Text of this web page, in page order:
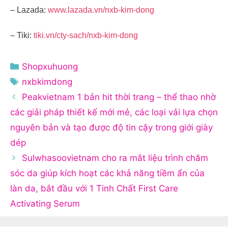
– Lazada: www.lazada.vn/nxb-kim-dong
– Tiki: tiki.vn/cty-sach/nxb-kim-dong
Danh
mục
Shopxuhuong
Thẻ
nxbkimdong
Peakvietnam 1 bản hit thời trang – thể thao nhờ
các giải pháp thiết kế mới mẻ, các loại vải lựa chọn
nguyên bản và tạo được độ tin cậy trong giới giày
dép
Sulwhasoovietnam cho ra mắt liệu trình chăm
sóc da giúp kích hoạt các khả năng tiềm ẩn của
làn da, bắt đầu với 1 Tinh Chất First Care
Activating Serum